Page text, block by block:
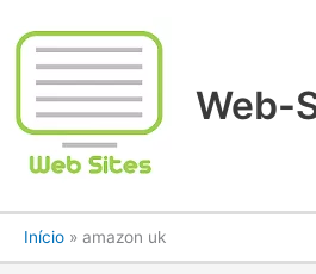
para
conteúdo
Web-
Início amazon uk